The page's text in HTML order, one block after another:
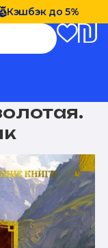
Кэшбэк до 5%